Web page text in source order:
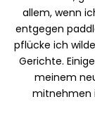
allem, wenn
entgegen
pflücke ich
Gerichte.
meinem
mitnehmen